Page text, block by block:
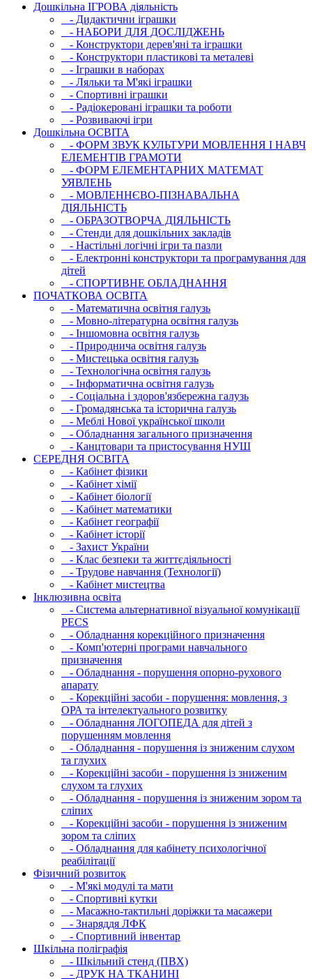
Дошкільна ІГРОВА діяльність
- Дидактични іграшки
- НАБОРИ ДЛЯ ДОСЛІДЖЕНЬ
- Конструктори дерев'яні та іграшки
- Конструктори пластикові та металеві
- Іграшки в наборах
- Ляльки та М'які іграшки
- Спортивні іграшки
- Радіокеровані іграшки та роботи
- Розвиваючі ігри
Дошкільна ОСВIТА
- ФОРМ ЗВУК КУЛЬТУРИ МОВЛЕННЯ І НАВЧ
ЕЛЕМЕНТІВ ГРАМОТИ
- ФОРМ ЕЛЕМЕНТАРНИХ МАТЕМАТ
УЯВЛЕНЬ
- МОВЛЕННЄВО-ПІЗНАВАЛЬНА
ДІЯЛЬНІСТЬ
- ОБРАЗОТВОРЧА ДІЯЛЬНІСТЬ
- Стенди для дошкільних закладів
- Настільні логічні ігри та пазли
- Електронні конструктори та програмування для
дітей
- СПОРТИВНЕ ОБЛАДНАННЯ
ПОЧАТКОВА ОСВIТА
- Математична освітня галузь
- Мовно-літературна освітня галузь
- Iншомовна освітня галузь
- Природнича освітня галузь
- Мистецька освітня галузь
- Технологічна освітня галузь
- Інфopматична освітня галузь
- Соціальна і здоров'язбережна галузь
- Громадянська та історична галузь
- Меблі Нової української школи
- Обладнання загального призначення
- Канцтовари та пристосування НУШ
СЕРЕДНЯ ОСВIТА
- Кабінет фізики
- Кабінет хімії
- Кабінет біології
- Кабінет математики
- Кабінет географії
- Кабінет історії
- Захист України
- Клас безпеки та життєдіяльності
- Трудове навчання (Технології)
- Кабінет мистецтва
Інклюзивна освіта
- Система альтернативної візуальної комунікації
PECS
- Обладнання корекційного призначення
- Комп'ютерні програми навчального
призначення
- Обладнання - порушення опорно-рухового
апарату
- Корекційні засоби - порушення: мовлення, з
ОРА та інтелектуального розвитку
- Обладнання ЛОГОПЕДА для дітей з
порушенням мовлення
- Обладнання - порушення із зниженим слухом
та глухих
- Корекційні засоби - порушення із зниженим
слухом та глухих
- Обладнання - порушення із зниженим зором та
сліпих
- Корекційні засоби - порушення із зниженим
зором та сліпих
- Обладнання для кабінету психологічної
реабілітації
Фізичний розвиток
- М'які модулi та мати
- Спортивні кутки
- Масажно-тактильні доріжки та масажери
- Знаряддя ЛФК
- Спортивний інвентар
Шкільна поліграфія
- Шкільний стенд (ПВХ)
- ДРУК НА ТКАНИНІ